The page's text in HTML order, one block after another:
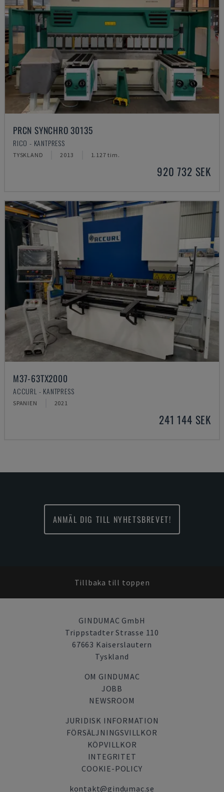
PRCN SYNCHRO 30135
RICO - KANTPRESS
TYSKLAND 2013 1.127 tim.
920 732 SEK
M37-63TX2000
ACCURL - KANTPRESS
SPANIEN 2021
241 144 SEK
ANMÄL DIG TILL NYHETSBREVET!
Tillbaka till toppen
GINDUMAC GmbH
Trippstadter Strasse 110
67663 Kaiserslautern
Tyskland
OM GINDUMAC
JOBB
NEWSROOM
JURIDISK INFORMATION
FÖRSÄLJNINGSVILLKOR
KÖPVILLKOR
INTEGRITET
COOKIE-POLICY
kontakt@gindumac.se